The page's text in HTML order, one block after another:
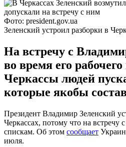
Фото: president.gov.ua
Зеленский устроил разборки в
На встречу с
во время его
Черкассы людей
которые якобы
Президент Владимир Зеленский
Черкассах, потому что на встречу
спискам. Об этом сообщает
июля.